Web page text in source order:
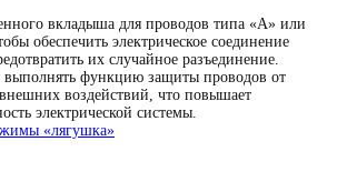
вкладыша для проводов типа «А» или
обеспечить электрическое соединение
их случайное разъединение.
функцию защиты проводов от
воздействий, что повышает
электрической системы.
«лягушка»